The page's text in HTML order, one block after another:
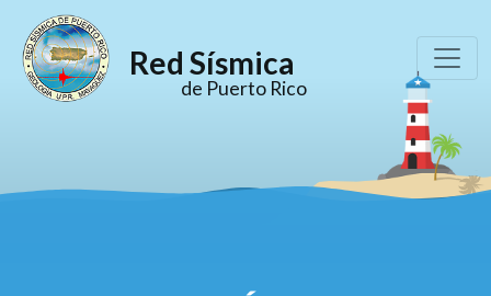
Red Sísmica
de Puerto Rico